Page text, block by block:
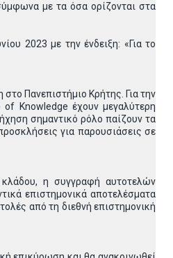
με τα όσα ορίζονται στα
2023 με την ένδειξη: «Για το
Πανεπιστήμιο Κρήτης. Για την
Knowledge έχουν μεγαλύτερη
σημαντικό ρόλο παίζουν τα
για παρουσιάσεις σε
κλάδου, η συγγραφή αυτοτελών
επιστημονικά αποτελέσματα
από τη διεθνή επιστημονική